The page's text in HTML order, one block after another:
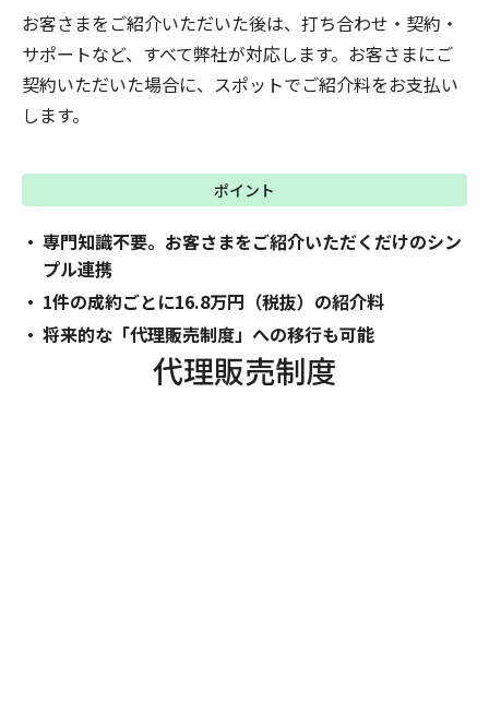
お客さまをご紹介いただいた後は、打ち合わせ・契約・
サポートなど、すべて弊社が対応します。お客さまにご
契約いただいた場合に、スポットでご紹介料をお支払い
します。
ポイント
専門知識不要。お客さまをご紹介いただくだけのシン
プル連携
1件の成約ごとに16.8万円（税抜）の紹介料
将来的な「代理販売制度」への移行も可能
代理販売制度